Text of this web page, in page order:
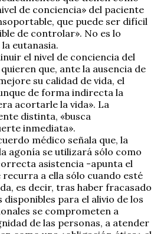
de conciencia» del paciente
que puede ser difícil
de controlar». No es lo
eutanasia.
el nivel de conciencia del
que, ante la ausencia de
su calidad de vida, el
de forma indirecta la
acortarle la vida». La
distinta, «busca
inmediata».
médico señala que, la
agonía se utilizará sólo como
asistencia -apunta el
a ella sólo cuando esté
es decir, tras haber fracasado
para el alivio de los
se comprometen a
de las personas, a atender